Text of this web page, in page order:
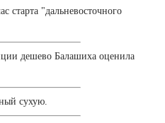
старта "дальневосточного
дешево Балашиха оценила
сухую.